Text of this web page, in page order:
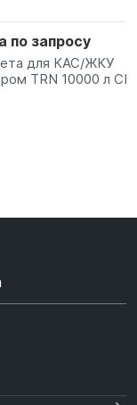
по запросу
для КАС/ЖКУ
TRN 10000 л СБ